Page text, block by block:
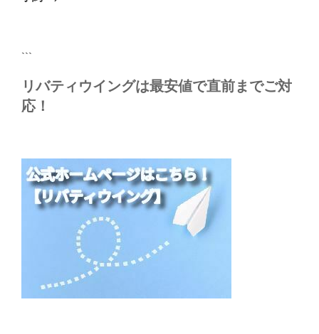
ン
```
リバティウイングは最安値で直前までご対
応！